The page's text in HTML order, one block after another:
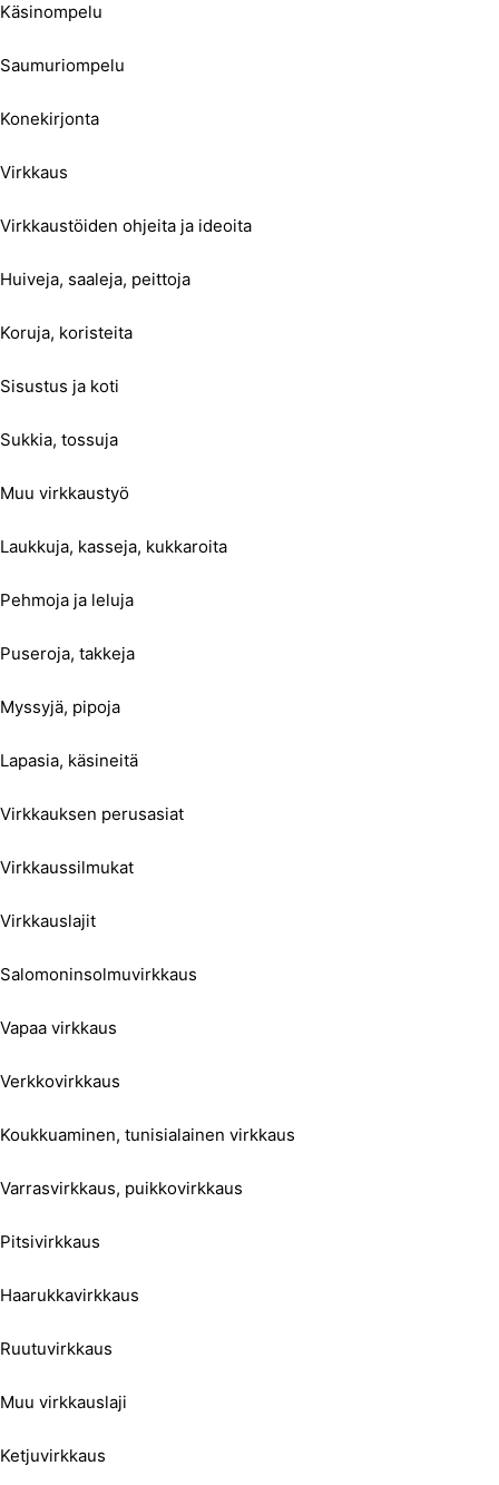
Käsinompelu
Saumuriompelu
Konekirjonta
Virkkaus
Virkkaustöiden ohjeita ja ideoita
Huiveja, saaleja, peittoja
Koruja, koristeita
Sisustus ja koti
Sukkia, tossuja
Muu virkkaustyö
Laukkuja, kasseja, kukkaroita
Pehmoja ja leluja
Puseroja, takkeja
Myssyjä, pipoja
Lapasia, käsineitä
Virkkauksen perusasiat
Virkkaussilmukat
Virkkauslajit
Salomoninsolmuvirkkaus
Vapaa virkkaus
Verkkovirkkaus
Koukkuaminen, tunisialainen virkkaus
Varrasvirkkaus, puikkovirkkaus
Pitsivirkkaus
Haarukkavirkkaus
Ruutuvirkkaus
Muu virkkauslaji
Ketjuvirkkaus